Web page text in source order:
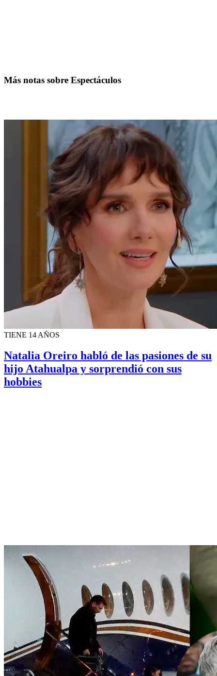
Más notas sobre Espectáculos
TIENE 14 AÑOS
Natalia Oreiro habló de las pasiones de su
hijo Atahualpa y sorprendió con sus
hobbies